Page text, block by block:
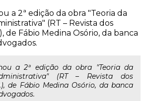
a 2ª edição da obra "Teoria da
(RT – Revista dos
de Fábio Medina Osório, da banca
a 2ª edição da obra "Teoria da
(RT – Revista dos
de Fábio Medina Osório, da banca